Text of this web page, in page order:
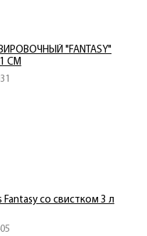
"FANTASY"
СМ
Fantasy со свистком 3 л